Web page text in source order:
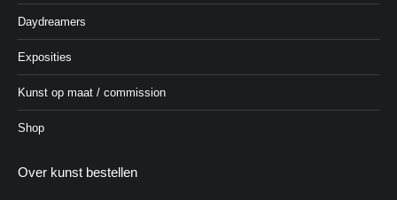
Daydreamers
Exposities
Kunst op maat / commission
Shop
Over kunst bestellen